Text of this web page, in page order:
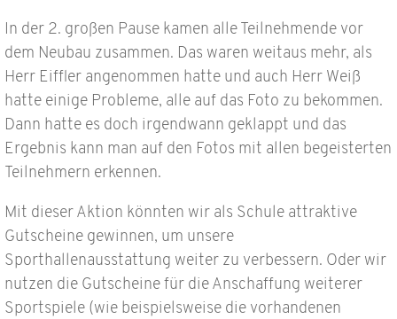
In der 2. großen Pause kamen alle Teilnehmende vor
dem Neubau zusammen. Das waren weitaus mehr, als
Herr Eiffler angenommen hatte und auch Herr Weiß
hatte einige Probleme, alle auf das Foto zu bekommen.
Dann hatte es doch irgendwann geklappt und das
Ergebnis kann man auf den Fotos mit allen begeisterten
Teilnehmern erkennen.
Mit dieser Aktion könnten wir als Schule attraktive
Gutscheine gewinnen, um unsere
Sporthallenausstattung weiter zu verbessern. Oder wir
nutzen die Gutscheine für die Anschaffung weiterer
Sportspiele (wie beispielsweise die vorhandenen